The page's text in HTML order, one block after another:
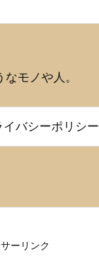
モノや人。
イバシーポリシー
ーリンク